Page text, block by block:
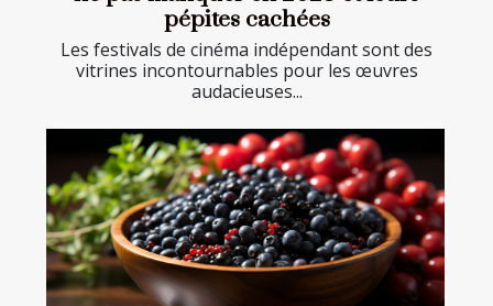
pépites cachées
Les festivals de cinéma indépendant sont des
vitrines incontournables pour les œuvres
audacieuses...